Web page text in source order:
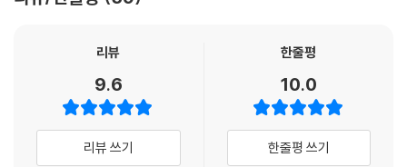
AI for Oceans를 활용하여 수업하기
LESSON 03 [국어/초중고] AI 글 첨삭 도우미, 키위티
키위티와 함께하는 맞춤형 글쓰기 수업
1. [교사] 교사 계정 생성하고 그룹 등록하기
2. [학생/교사] 학생 계정 생성하고 교사에게 인증 요청하기
틴이 될 수 있도록 구성했습니다.
셋, 수업 준비 부담을 줄여주는 다양한 자료를 제공한다
수업용 PPT, 수업 활동지, 프롬프트 모음집 등 수업에 바로 쓸 수 있는 자
료를 아낌없이 담았습니다. 교사는 별도 준비 없이 바로 수업을 할 수 있습
니다.
리뷰
9.6
리뷰 쓰기
한줄평
10.0
한줄평 쓰기